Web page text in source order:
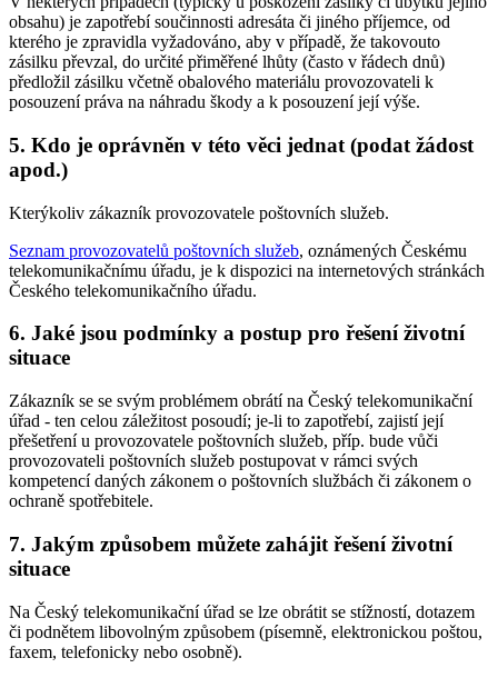
obsahu) je zapotřebí součinnosti adresáta či jiného příjemce, od
kterého je zpravidla vyžadováno, aby v případě, že takovouto
zásilku převzal, do určité přiměřené lhůty (často v řádech dnů)
předložil zásilku včetně obalového materiálu provozovateli k
posouzení práva na náhradu škody a k posouzení její výše.
5. Kdo je oprávněn v této věci jednat (podat žádost
apod.)
Kterýkoliv zákazník provozovatele poštovních služeb.
Seznam provozovatelů poštovních služeb, oznámených Českému
telekomunikačnímu úřadu, je k dispozici na internetových stránkách
Českého telekomunikačního úřadu.
6. Jaké jsou podmínky a postup pro řešení životní
situace
Zákazník se se svým problémem obrátí na Český telekomunikační
úřad - ten celou záležitost posoudí; je-li to zapotřebí, zajistí její
přešetření u provozovatele poštovních služeb, příp. bude vůči
provozovateli poštovních služeb postupovat v rámci svých
kompetencí daných zákonem o poštovních službách či zákonem o
ochraně spotřebitele.
7. Jakým způsobem můžete zahájit řešení životní
situace
Na Český telekomunikační úřad se lze obrátit se stížností, dotazem
či podnětem libovolným způsobem (písemně, elektronickou poštou,
faxem, telefonicky nebo osobně).